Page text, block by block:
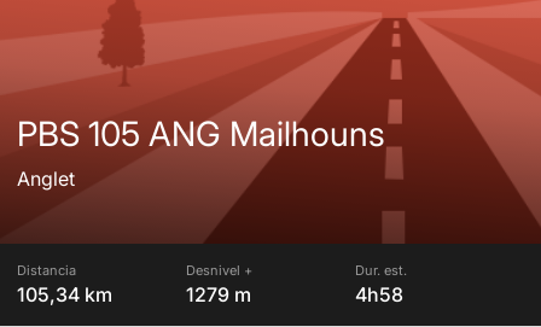
PBS 105 ANG Mailhouns
Anglet
Distancia
105,34 km
Desnivel +
1279 m
Dur. est.
4h58